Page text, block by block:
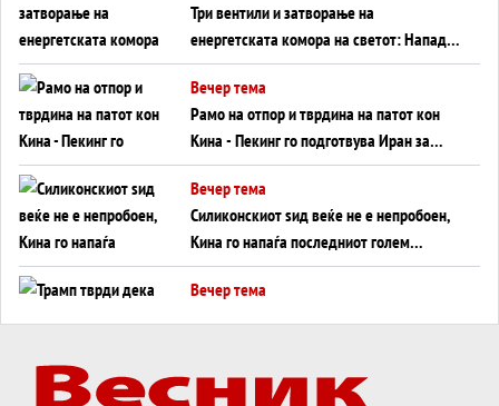
Три вентили и затворање на
енергетската комора на светот: Нападот
во Суец најавува глобален енергетски
инфаркт?
Вечер тема
Рамо на отпор и тврдина на патот кон
Кина - Пекинг го подготвува Иран за
американска копнена инвазија
Вечер тема
Силиконскиот ѕид веќе не е непробоен,
Кина го напаѓа последниот голем
монопол на Западот?
Вечер тема
Вечер тема